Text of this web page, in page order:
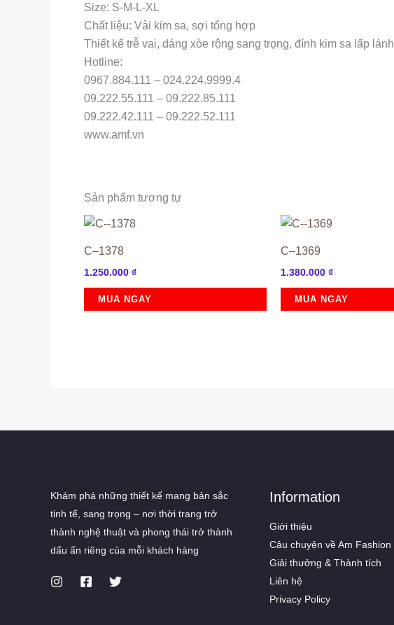
Size: S-M-L-XL
Chất liệu: Vải kim sa, sợi tổng hợp
Thiết kế trễ vai, dáng xòe rộng sang trọng, đính kim sa lấp lánh
Hotline:
0967.884.111 – 024.224.9999.4
09.222.55.111 – 09.222.85.111
09.222.42.111 – 09.222.52.111
www.amf.vn
Sản phẩm tương tự
C–1378
1.250.000 ₫
MUA NGAY
C–1369
1.380.000 ₫
MUA NGAY
Khám phá những thiết kế mang bản sắc
tinh tế, sang trọng – nơi thời trang trở
thành nghệ thuật và phong thái trở thành
dấu ấn riêng của mỗi khách hàng
Information
Giới thiệu
Câu chuyện về Am Fashion
Giải thưởng & Thành tích
Liên hệ
Privacy Policy